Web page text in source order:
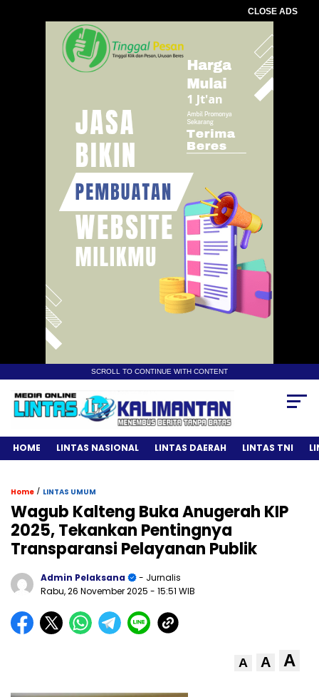
CLOSE ADS
SCROLL TO CONTINUE WITH CONTENT
HOME LINTAS NASIONAL LINTAS DAERAH LINTAS TNI
Home / LINTAS UMUM
Wagub Kalteng Buka Anugerah KIP
2025, Tekankan Pentingnya
Transparansi Pelayanan Publik
Admin Pelaksana
- Jurnalis
Rabu, 26 November 2025 - 15:51 WIB
A A A